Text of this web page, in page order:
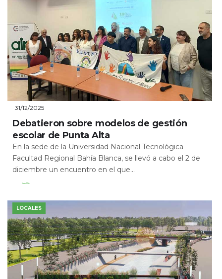
31/12/2025
Debatieron sobre modelos de gestión
escolar de Punta Alta
En la sede de la Universidad Nacional Tecnológica
Facultad Regional Bahía Blanca, se llevó a cabo el 2 de
diciembre un encuentro en el que...
Leer Más
LOCALES